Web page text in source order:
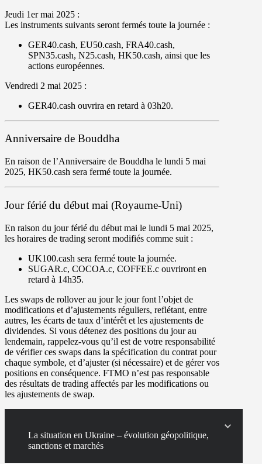
Jeudi 1er mai 2025 :
Les instruments suivants seront fermés toute la journée :
GER40.cash, EU50.cash, FRA40.cash,
SPN35.cash, N25.cash, HK50.cash, ainsi que les
actions européennes.
Vendredi 2 mai 2025 :
GER40.cash ouvrira en retard à 03h20.
Anniversaire de Bouddha
En raison de l’Anniversaire de Bouddha le lundi 5 mai
2025, HK50.cash sera fermé toute la journée.
Jour férié du début mai (Royaume-Uni)
En raison du jour férié du début mai le lundi 5 mai 2025,
les horaires de trading seront modifiés comme suit :
UK100.cash sera fermé toute la journée.
SUGAR.c, COCOA.c, COFFEE.c ouvriront en
retard à 14h35.
Les swaps de rollover au jour le jour font l’objet de
modifications et d’ajustements réguliers, reflétant, entre
autres, les écarts de taux d’intérêt et les ajustements de
dividendes. Si vous détenez des positions du jour au
lendemain, rappelez-vous qu’il est de votre responsabilité
de vérifier ces swaps dans la spécification du contrat pour
chaque symbole, et d’ajuster (si nécessaire) et de gérer vos
positions en conséquence. FTMO n’est pas responsable
des résultats de trading affectés par les modifications ou
les ajustements de swap.
La situation en Ukraine – évolution géopolitique,
sanctions et marchés